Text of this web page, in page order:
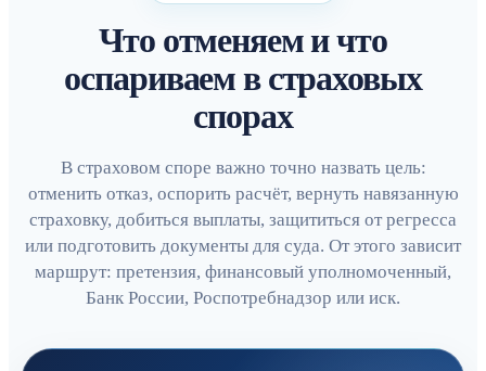
Что отменяем и что
оспариваем в страховых
спорах
В страховом споре важно точно назвать цель:
отменить отказ, оспорить расчёт, вернуть навязанную
страховку, добиться выплаты, защититься от регресса
или подготовить документы для суда. От этого зависит
маршрут: претензия, финансовый уполномоченный,
Банк России, Роспотребнадзор или иск.